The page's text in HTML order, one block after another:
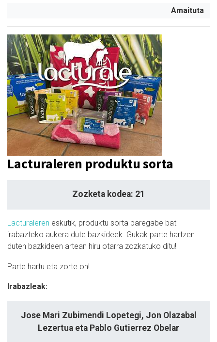
Amaituta
Lacturaleren produktu sorta
Zozketa kodea: 21
Lacturaleren eskutik, produktu sorta paregabe bat
irabazteko aukera dute bazkideek. Gukak parte hartzen
duten bazkideen artean hiru otarra zozkatuko ditu!
Parte hartu eta zorte on!
Irabazleak:
Jose Mari Zubimendi Lopetegi, Jon Olazabal
Lezertua eta Pablo Gutierrez Obelar